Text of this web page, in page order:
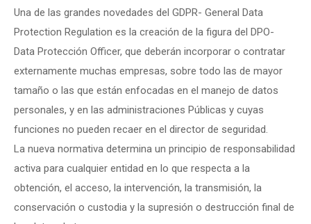
Una de las grandes novedades del GDPR- General Data
Protection Regulation es la creación de la figura del DPO-
Data Protección Officer, que deberán incorporar o contratar
externamente muchas empresas, sobre todo las de mayor
tamaño o las que están enfocadas en el manejo de datos
personales, y en las administraciones Públicas y cuyas
funciones no pueden recaer en el director de seguridad.
La nueva normativa determina un principio de responsabilidad
activa para cualquier entidad en lo que respecta a la
obtención, el acceso, la intervención, la transmisión, la
conservación o custodia y la supresión o destrucción final de